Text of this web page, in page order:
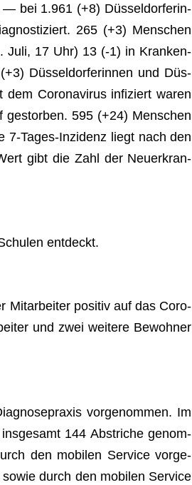
bei 1.961 (+8) Düs­sel­dor­fe­rin­
265 (+3) Men­schen
Juli, 17 Uhr) 13 (-1) in Kran­ken­
Düs­sel­dor­fe­rin­nen und Düs­
Coro­na­vi­rus infi­ziert waren
595 (+24) Men­schen
Inzi­denz liegt nach den
gibt die Zahl der Neu­erkran­
entdeckt.
Mit­ar­bei­ter posi­tiv auf das Coro­
und zwei wei­tere Bewoh­ner
vor­ge­nom­men. Im
144 Abstri­che genom­
den mobi­len Ser­vice vor­ge­
durch den mobi­len Ser­vice